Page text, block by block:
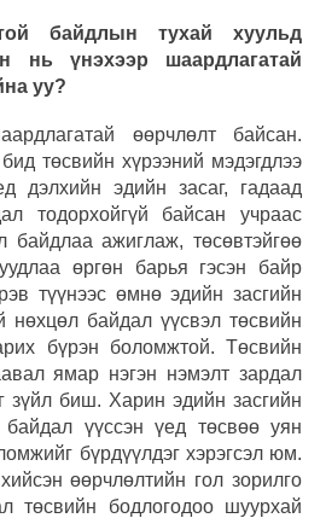
байдлын тухай хуульд
нь үнэхээр шаардлагатай
уу?
өөрчлөлт байсан.
төсвийн хүрээний мэдэгдлээ
дэлхийн эдийн засаг, гадаад
тодорхойгүй байсан учраас
байдлаа ажиглаж, төсөвтэйгөө
өргөн барья гэсэн байр
түүнээс өмнө эдийн засгийн
нөхцөл байдал үүсвэл төсвийн
бүрэн боломжтой. Төсвийн
ямар нэгэн нэмэлт зардал
зүйл биш. Харин эдийн засгийн
байдал үүссэн үед төсвөө уян
бүрдүүлдэг хэрэгсэл юм.
өөрчлөлтийн гол зорилго
төсвийн бодлогодоо шуурхай